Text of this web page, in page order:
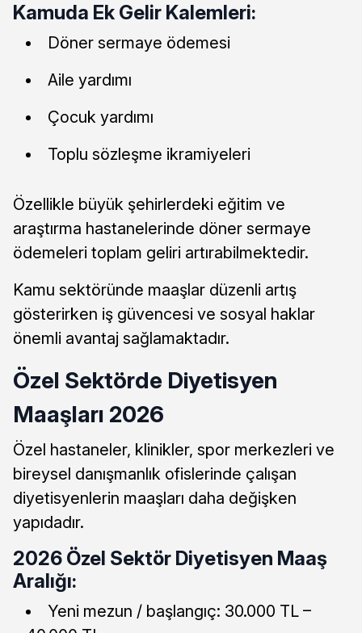
Kamuda Ek Gelir Kalemleri:
Döner sermaye ödemesi
Aile yardımı
Çocuk yardımı
Toplu sözleşme ikramiyeleri
Özellikle büyük şehirlerdeki eğitim ve
araştırma hastanelerinde döner sermaye
ödemeleri toplam geliri artırabilmektedir.
Kamu sektöründe maaşlar düzenli artış
gösterirken iş güvencesi ve sosyal haklar
önemli avantaj sağlamaktadır.
Özel Sektörde Diyetisyen
Maaşları 2026
Özel hastaneler, klinikler, spor merkezleri ve
bireysel danışmanlık ofislerinde çalışan
diyetisyenlerin maaşları daha değişken
yapıdadır.
2026 Özel Sektör Diyetisyen Maaş
Aralığı:
Yeni mezun / başlangıç: 30.000 TL –